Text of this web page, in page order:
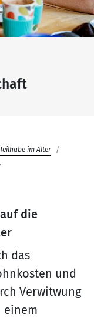
im Alter
die
das
und
Verwitwung
einem